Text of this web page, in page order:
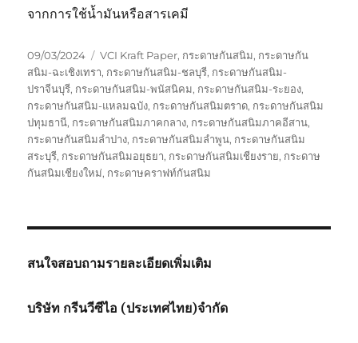
จากการใช้น้ำมันหรือสารเคมี
Posted
on
09/03/2024 Tags
VCI Kraft Paper, กระดาษกันสนิม, กระดาษกัน
สนิม-ฉะเชิงเทรา, กระดาษกันสนิม-ชลบุรี, กระดาษกันสนิม-
ปราจีนบุรี, กระดาษกันสนิม-พนัสนิคม, กระดาษกันสนิม-ระยอง,
กระดาษกันสนิม-แหลมฉบัง, กระดาษกันสนิมตราด, กระดาษกันสนิม
ปทุมธานี, กระดาษกันสนิมภาคกลาง, กระดาษกันสนิมภาคอีสาน,
กระดาษกันสนิมลำปาง, กระดาษกันสนิมลำพูน, กระดาษกันสนิม
สระบุรี, กระดาษกันสนิมอยุธยา, กระดาษกันสนิมเชียงราย, กระดาษ
กันสนิมเชียงใหม่, กระดาษคราฟท์กันสนิม
สนใจสอบถามรายละเอียดเพิ่มเติม
บริษัท กรีนวีซีไอ (ประเทศไทย)จำกัด